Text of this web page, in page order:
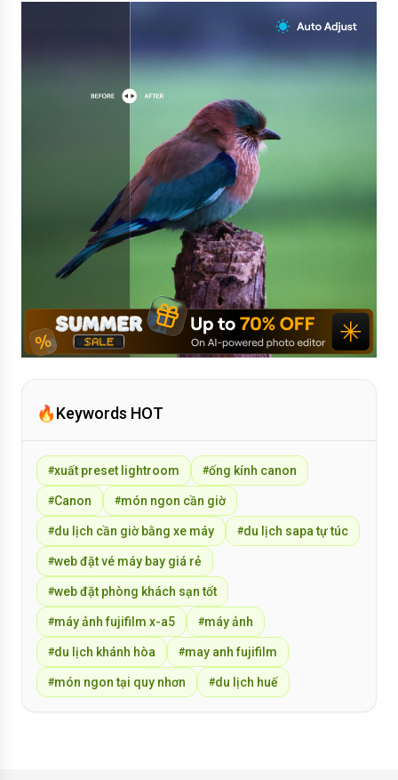
🔥Keywords HOT
#xuất preset lightroom #ống kính canon
#Canon #món ngon cần giờ
#du lịch cần giờ bằng xe máy #du lịch sapa tự túc
#web đặt vé máy bay giá rẻ
#web đặt phòng khách sạn tốt
#máy ảnh fujifilm x-a5 #máy ảnh
#du lịch khánh hòa #may anh fujifilm
#món ngon tại quy nhơn #du lịch huế